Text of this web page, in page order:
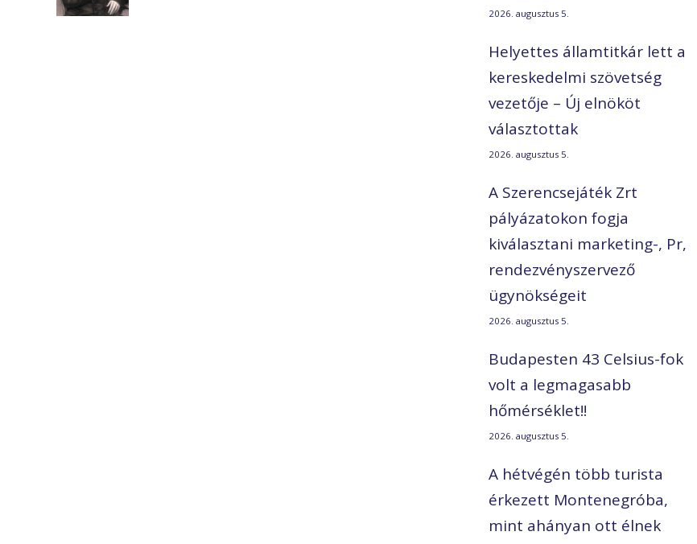
2026. augusztus 5.
Helyettes államtitkár lett a
kereskedelmi szövetség
vezetője – Új elnököt
választottak
2026. augusztus 5.
A Szerencsejáték Zrt
pályázatokon fogja
kiválasztani marketing-, Pr,
rendezvényszervező
ügynökségeit
2026. augusztus 5.
Budapesten 43 Celsius-fok
volt a legmagasabb
hőmérséklet!!
2026. augusztus 5.
A hétvégén több turista
érkezett Montenegróba,
mint ahányan ott élnek